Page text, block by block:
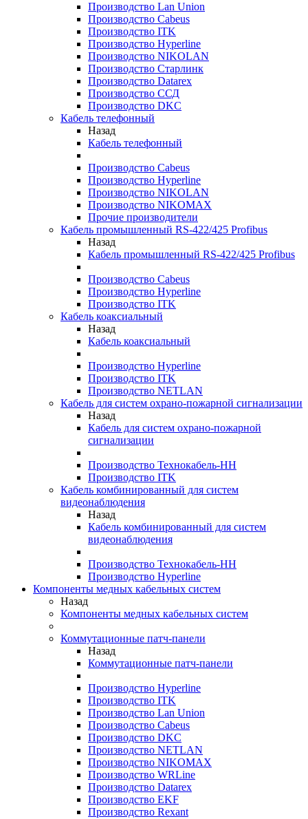
Производство Lan Union
Производство Cabeus
Производство ITK
Производство Hyperline
Производство NIKOLAN
Производство Старлинк
Производство Datarex
Производство ССД
Производство DKC
Кабель телефонный
Назад
Кабель телефонный
Производство Cabeus
Производство Hyperline
Производство NIKOLAN
Производство NIKOMAX
Прочие производители
Кабель промышленный RS-422/425 Profibus
Назад
Кабель промышленный RS-422/425 Profibus
Производство Cabeus
Производство Hyperline
Производство ITK
Кабель коаксиальный
Назад
Кабель коаксиальный
Производство Hyperline
Производство ITK
Производство NETLAN
Кабель для систем охрано-пожарной сигнализации
Назад
Кабель для систем охрано-пожарной
сигнализации
Производство Технокабель-НН
Производство ITK
Кабель комбинированный для систем
видеонаблюдения
Назад
Кабель комбинированный для систем
видеонаблюдения
Производство Технокабель-НН
Производство Hyperline
Компоненты медных кабельных систем
Назад
Компоненты медных кабельных систем
Коммутационные патч-панели
Назад
Коммутационные патч-панели
Производство Hyperline
Производство ITK
Производство Lan Union
Производство Cabeus
Производство DKC
Производство NETLAN
Производство NIKOMAX
Производство WRLine
Производство Datarex
Производство EKF
Производство Rexant